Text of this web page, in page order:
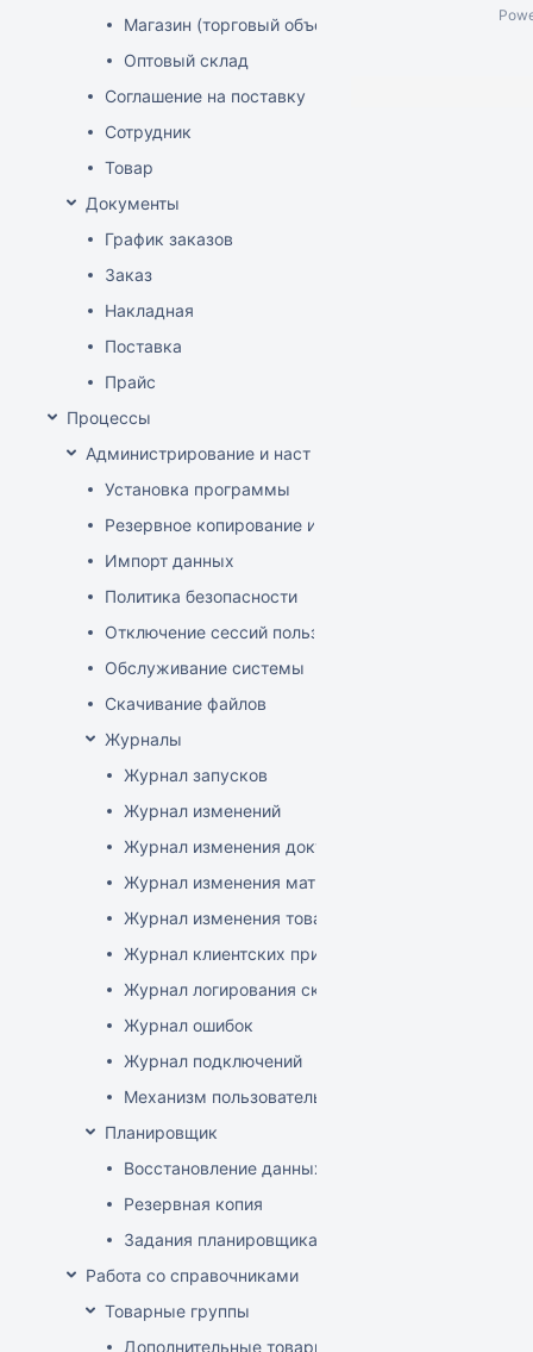
Магазин (торговый объект)
Оптовый склад
Соглашение на поставку
Сотрудник
Товар
Документы
График заказов
Заказ
Накладная
Поставка
Прайс
Процессы
Администрирование и настройка
Установка программы
Резервное копирование и восстановление базы
Импорт данных
Политика безопасности
Отключение сессий пользователя
Обслуживание системы
Скачивание файлов
Журналы
Журнал запусков
Журнал изменений
Журнал изменения документов
Журнал изменения матриц
Журнал изменения товаров
Журнал клиентских приложений
Журнал логирования сканирований штрихкодов
Журнал ошибок
Журнал подключений
Механизм пользовательского логирования
Планировщик
Восстановление данных
Резервная копия
Задания планировщика
Работа со справочниками
Товарные группы
Дополнительные товарные группы